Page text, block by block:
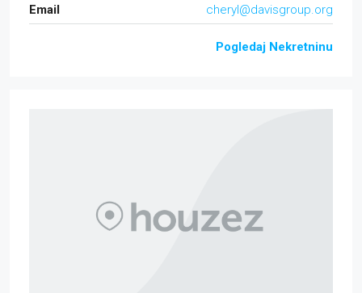
Email cheryl@davisgroup.org
Pogledaj Nekretninu